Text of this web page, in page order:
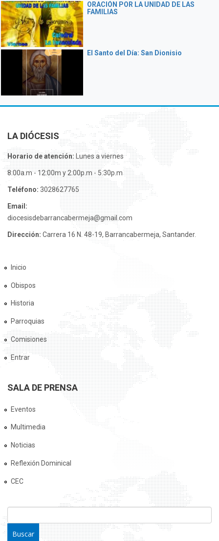
ORACIÓN POR LA UNIDAD DE LAS
FAMILIAS
El Santo del Día: San Dionisio
LA DIÓCESIS
Horario de atención:Lunes a viernes
8:00a.m - 12:00m y 2:00p.m - 5:30p.m
Teléfono: 3028627765
Email:
diocesisdebarrancabermeja@gmail.com
Dirección: Carrera 16 N. 48-19, Barrancabermeja, Santander.
Inicio
Obispos
Historia
Parroquias
Comisiones
Entrar
SALA DE PRENSA
Eventos
Multimedia
Noticias
Reflexión Dominical
CEC
FORMULARIO DE BÚSQUEDA